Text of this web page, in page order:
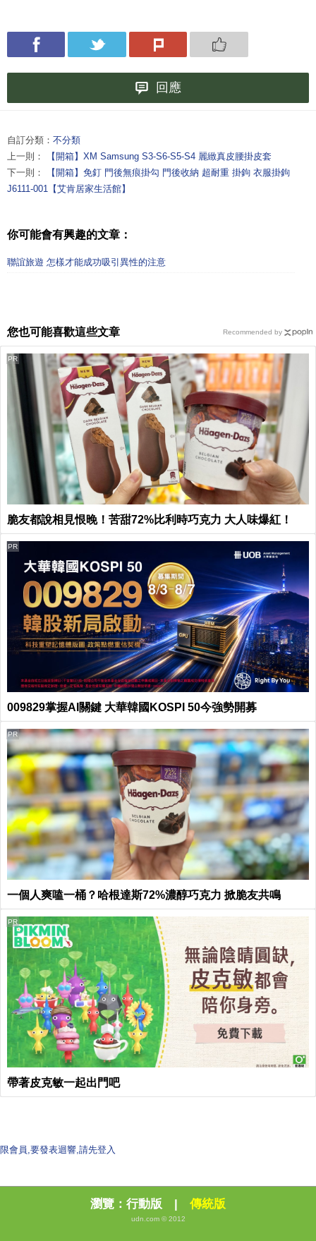
回應
自訂分類： 不分類
上一則：
【開箱】XM Samsung S3-S6-S5-S4 麗緻真皮腰掛皮套
下一則：
【開箱】免釘 門後無痕掛勾 門後收納 超耐重 掛鉤 衣服掛鉤
J6111-001【艾肯居家生活館】
你可能會有興趣的文章：
聯誼旅遊 怎樣才能成功吸引異性的注意
您也可能喜歡這些文章
脆友都說相見恨晚！苦甜72%比利時巧克力 大人味爆紅！
PR
009829掌握AI關鍵 大華韓國KOSPI 50今強勢開募
PR
一個人爽嗑一桶？哈根達斯72%濃醇巧克力 掀脆友共鳴
PR
帶著皮克敏一起出門吧
PR
Recommended by
限會員,要發表迴響,請先登入
瀏覽： 行動版 傳統版
udn.com © 2012